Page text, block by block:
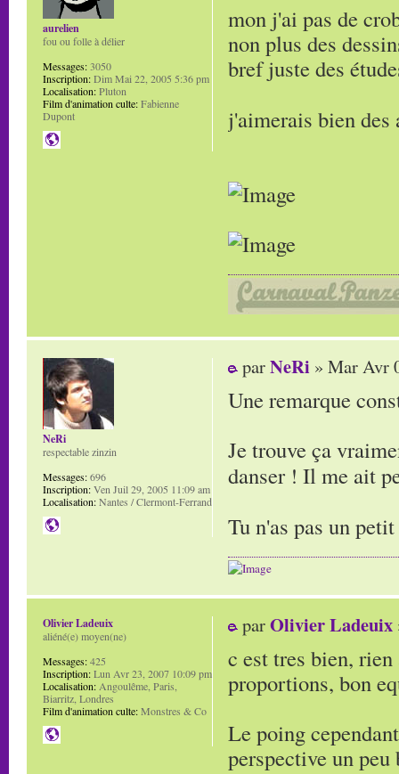
mon j'ai pas de
non plus des
bref juste des
j'aimerais bien
aurelien
fou ou folle à délier
Messages:3050
Inscription:Dim Mai 22, 2005 5:36 pm
Localisation:Pluton
Film d'animation culte:Fabienne
Dupont
parNeRi » Mar Avr
Une remarque
Je trouve ça
danser ! Il me ait
Tu n'as pas un
NeRi
respectable zinzin
Messages:696
Inscription:Ven Juil 29, 2005 11:09 am
Localisation:Nantes / Clermont-Ferrand
parOlivier Ladeuix
c est tres bien, rien
proportions, bon
Le poing
perspective un
Olivier Ladeuix
aliéné(e) moyen(ne)
Messages:425
Inscription:Lun Avr 23, 2007 10:09 pm
Localisation: Angoulême, Paris,
Biarritz, Londres
Film d'animation culte:Monstres & Co